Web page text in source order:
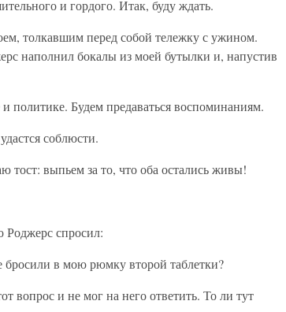
и гордого. Итак, буду ждать.
толкавшим перед собой тележку с ужином.
наполнил бокалы из моей бутылки и, напустив
политике. Будем предаваться воспоминаниям.
соблюсти.
выпьем за то, что оба остались живы!
Роджерс спросил:
в мою рюмку второй таблетки?
вопрос и не мог на него ответить. То ли тут